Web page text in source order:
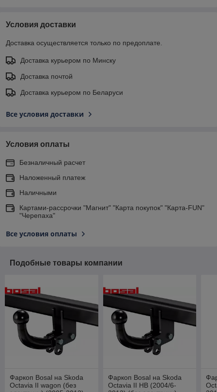
Условия доставки
Доставка осуществляется только по предоплате.
Доставка курьером по Минску
Доставка почтой
Доставка курьером по Беларуси
Все условия доставки
Условия оплаты
Безналичный расчет
Наложенный платеж
Наличными
Картами-рассрочки "Магнит" "Карта покупок" "Карта-FUN"
"Черепаха"
Все условия оплаты
Подобные товары компании
Фаркоп Bosal на Skoda
Octavia II wagon (без
Фаркоп Bosal на Skoda
Octavia II HB (2004/6-